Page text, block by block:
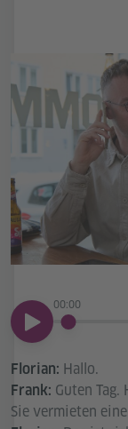
00:00
00:00
Florian: Hallo.
Frank: Guten
Sie vermieten